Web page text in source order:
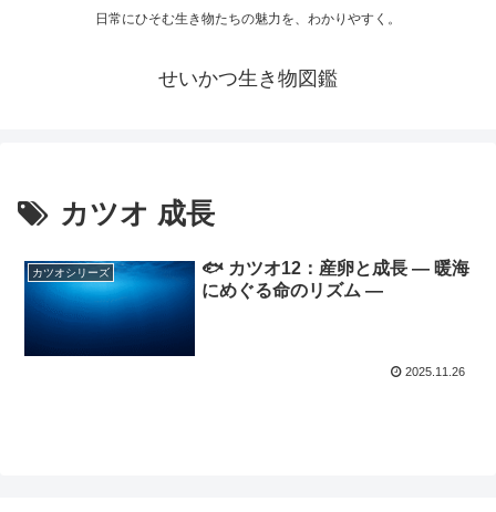
日常にひそむ生き物たちの魅力を、わかりやすく。
せいかつ生き物図鑑
カツオ 成長
カツオシリーズ
🐟 カツオ12：産卵と成長 ― 暖海
にめぐる命のリズム ―
2025.11.26